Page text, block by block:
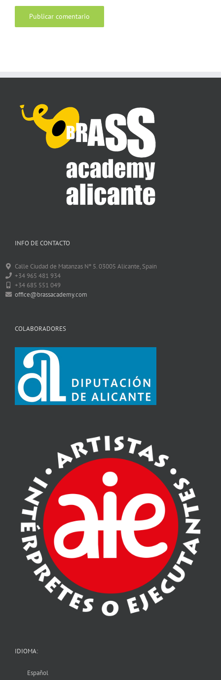
INFO DE CONTACTO
Calle Ciudad de Matanzas Nº 5. 03005 Alicante, Spain
+34 965 481 934
+34 685 551 049
office@brassacademy.com
COLABORADORES
IDIOMA:
Español